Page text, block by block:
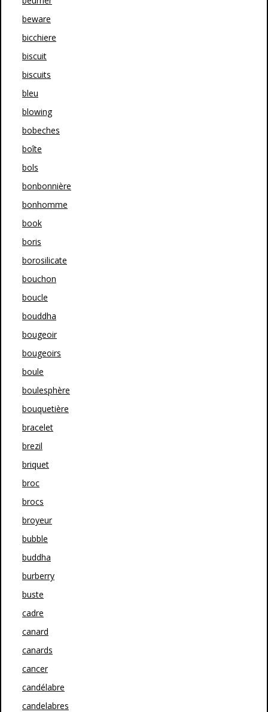
beware
bicchiere
biscuit
biscuits
bleu
blowing
bobeches
boîte
bols
bonbonnière
bonhomme
book
boris
borosilicate
bouchon
boucle
bouddha
bougeoir
bougeoirs
boule
boulesphère
bouquetière
bracelet
brezil
briquet
broc
brocs
broyeur
bubble
buddha
burberry
buste
cadre
canard
canards
cancer
candélabre
candelabres